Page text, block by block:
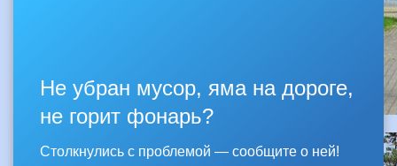
Не убран мусор, яма на дороге,
не горит фонарь?
Столкнулись с проблемой — сообщите о ней!